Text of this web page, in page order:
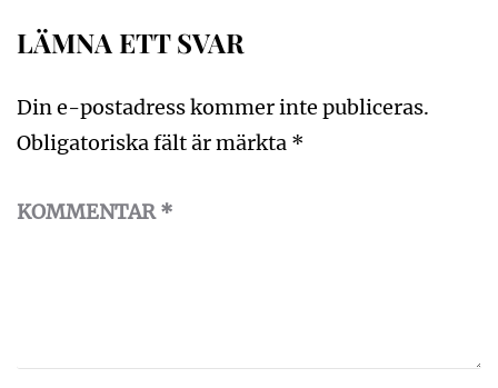
LÄMNA ETT SVAR
Din e-postadress kommer inte publiceras.
Obligatoriska fält är märkta *
KOMMENTAR*